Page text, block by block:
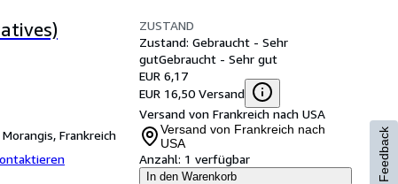
Morangis, Frankreich
ZUSTAND
Zustand: Gebraucht - Sehr
gutGebraucht - Sehr gut
EUR 6,17
EUR 16,50 Versand
Versand von Frankreich nach USA
Versand von Frankreich nach
USA
Anzahl: 1 verfügbar
In den Warenkorb Feedback